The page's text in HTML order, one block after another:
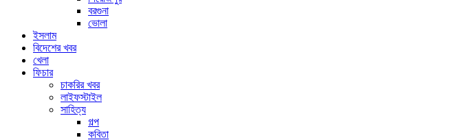
বরগুনা
ভোলা
ইসলাম
বিদেশের খবর
খেলা
ফিচার
চাকরির খবর
লাইফস্টাইল
সাহিত্য
গল্প
কবিতা